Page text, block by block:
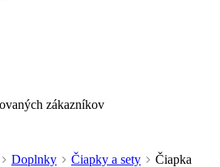
zákazníkov
Doplnky Čiapky a sety
Čiapka